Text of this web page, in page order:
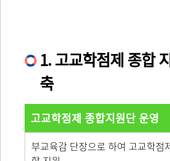
1. 고교학점제 종합
축
고교학점제 종합지원단 운영
부교육감 단장으로 하여 고교학점